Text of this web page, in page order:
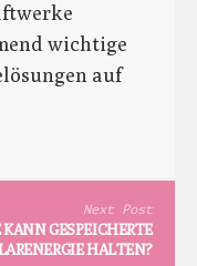
wichtige
auf
Next Post
GESPEICHERTE
HALTEN?